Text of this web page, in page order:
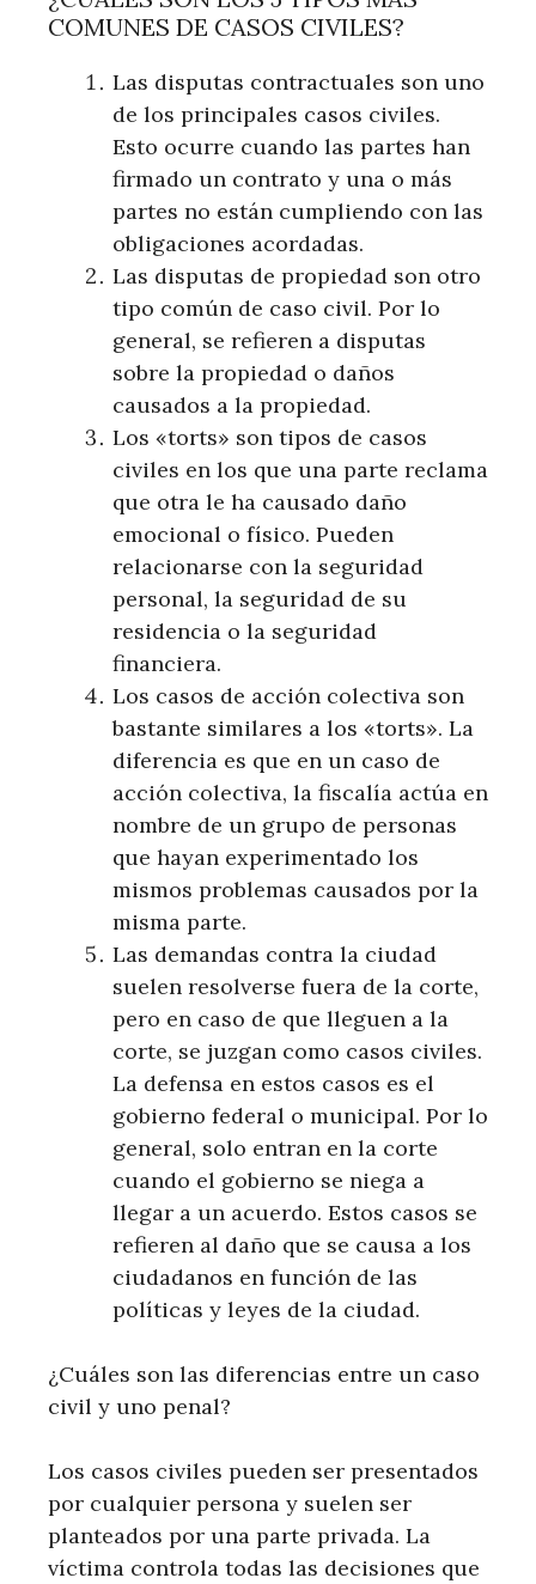
COMUNES DE CASOS CIVILES?
Las disputas contractuales son uno
de los principales casos civiles.
Esto ocurre cuando las partes han
firmado un contrato y una o más
partes no están cumpliendo con las
obligaciones acordadas.
Las disputas de propiedad son otro
tipo común de caso civil. Por lo
general, se refieren a disputas
sobre la propiedad o daños
causados a la propiedad.
Los «torts» son tipos de casos
civiles en los que una parte reclama
que otra le ha causado daño
emocional o físico. Pueden
relacionarse con la seguridad
personal, la seguridad de su
residencia o la seguridad
financiera.
Los casos de acción colectiva son
bastante similares a los «torts». La
diferencia es que en un caso de
acción colectiva, la fiscalía actúa en
nombre de un grupo de personas
que hayan experimentado los
mismos problemas causados por la
misma parte.
Las demandas contra la ciudad
suelen resolverse fuera de la corte,
pero en caso de que lleguen a la
corte, se juzgan como casos civiles.
La defensa en estos casos es el
gobierno federal o municipal. Por lo
general, solo entran en la corte
cuando el gobierno se niega a
llegar a un acuerdo. Estos casos se
refieren al daño que se causa a los
ciudadanos en función de las
políticas y leyes de la ciudad.
¿Cuáles son las diferencias entre un caso
civil y uno penal?
Los casos civiles pueden ser presentados
por cualquier persona y suelen ser
planteados por una parte privada. La
víctima controla todas las decisiones que